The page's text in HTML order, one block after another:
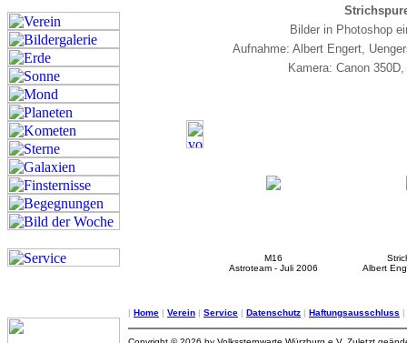
Bilder in Photoshop
Aufnahme: Albert Engert,
Kamera: Canon
M16
Astroteam - Juli 2006
Albert
| Home | Verein | Service | Datenschutz | Haftungsausschluss |